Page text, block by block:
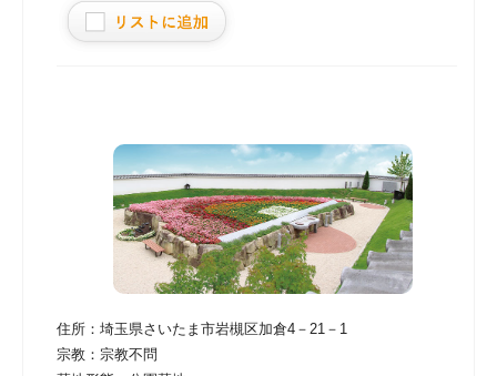
住所： 埼玉県さいたま市岩槻区加倉4－21－1
宗教： 宗教不問